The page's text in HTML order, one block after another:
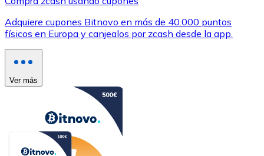
Adquiere cupones Bitnovo en más de 40.000 puntos
físicos en Europa y canjealos por zcash desde la app.
Ver más